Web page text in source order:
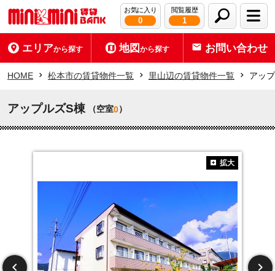
お気に入り
0
閲覧履歴
1
エリアから探す 地図から探す お問い合わせ
HOME 松本市の賃貸物件一覧 里山辺の賃貸物件一覧 アッ
アップルズS棟 （空室0）
拡大